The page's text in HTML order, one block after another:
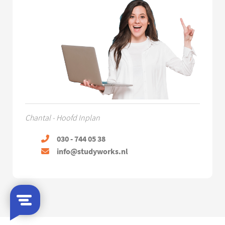
Chantal - Hoofd Inplan
030 - 744 05 38
info@studyworks.nl